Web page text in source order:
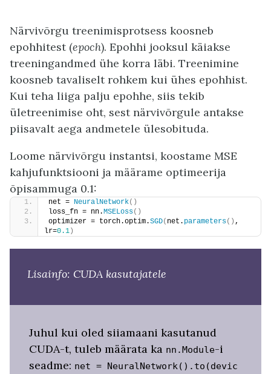
Närvivõrgu treenimisprotsess koosneb
epohhitest (epoch). Epohhi jooksul käiakse
treeningandmed ühe korra läbi. Treenimine
koosneb tavaliselt rohkem kui ühes epohhist.
Kui teha liiga palju epohhe, siis tekib
ületreenimise oht, sest närvivõrgule antakse
piisavalt aega andmetele ülesobituda.
Loome närvivõrgu instantsi, koostame MSE
kahjufunktsiooni ja määrame optimeerija
õpisammuga 0.1:
net = NeuralNetwork()
loss_fn = nn.MSELoss()
optimizer = torch.optim.SGD( net. parameters() ,
lr=0.1)
Lisainfo: CUDA kasutajatele
Juhul kui oled siiamaani kasutanud
CUDA-t, tuleb määrata ka nn.Module-i
seadme: net = NeuralNetwork().to(devic